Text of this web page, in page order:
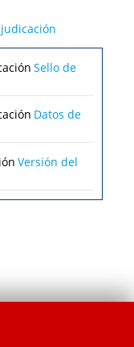
Sello de
Datos de
Versión del